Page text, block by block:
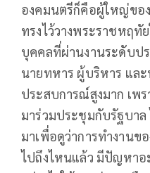
องคมนตรีก็คือผู้ใหญ่ขอ
ทรงไว้วางพระราชหฤทั
บุคคลที่ผ่านงานระดับป
นายทหาร ผู้บริหาร แล
ประสบการณ์สูงมาก เพ
มาร่วมประชุมกับรัฐบา
มาเพื่อดูว่าการทำงานข
ไปถึงไหนแล้ว มีปัญหาอ